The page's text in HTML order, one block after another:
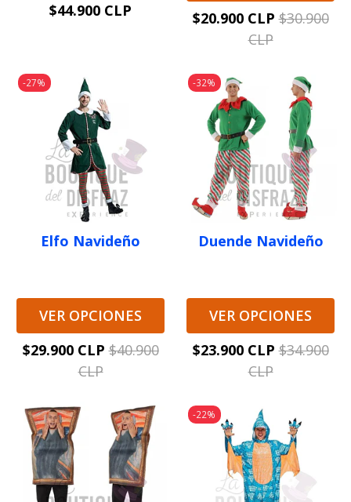
$44.900 CLP
$20.900 CLP $30.900
CLP
-27%
Elfo Navideño
VER OPCIONES
$29.900 CLP $40.900
CLP
-32%
Duende Navideño
VER OPCIONES
$23.900 CLP $34.900
CLP
-22%